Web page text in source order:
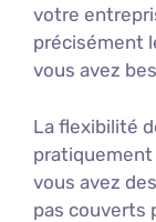
votre
précisément
vous avez
La flexibilité
pratiquement
vous avez
pas couverts